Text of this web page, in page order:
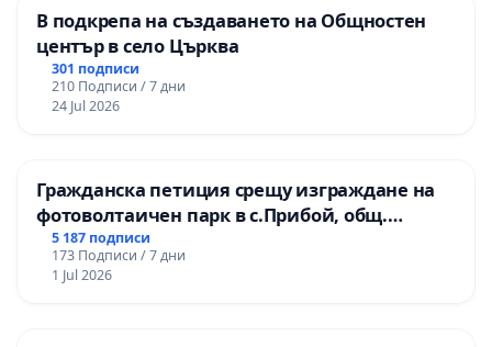
В подкрепа на създаването на Общностен
център в село Църква
301 подписи
210 Подписи / 7 дни
24 Jul 2026
Гражданска петиция срещу изграждане на
фотоволтаичен парк в с.Прибой, общ.
Радомир
5 187 подписи
173 Подписи / 7 дни
1 Jul 2026